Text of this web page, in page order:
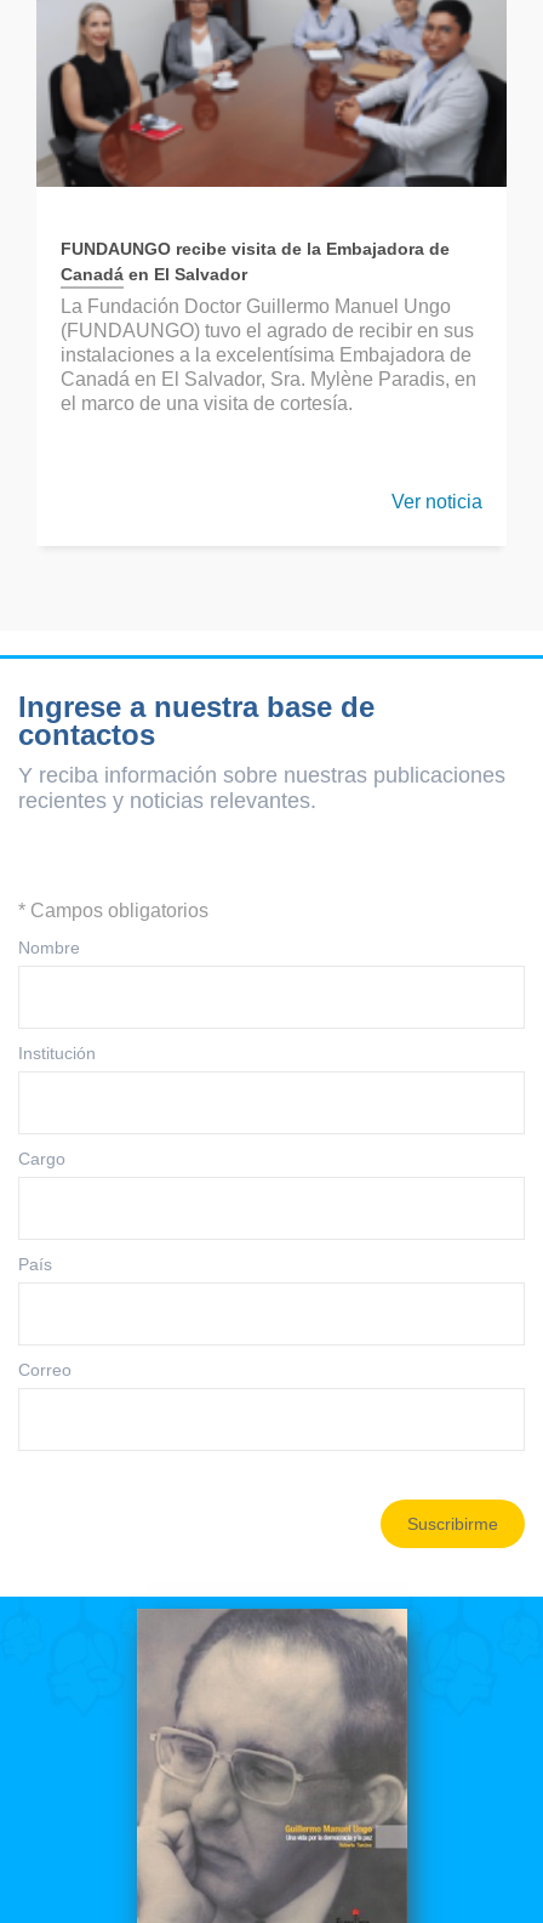
FUNDAUNGO recibe visita de la Embajadora de
Canadá en El Salvador
La Fundación Doctor Guillermo Manuel Ungo
(FUNDAUNGO) tuvo el agrado de recibir en sus
instalaciones a la excelentísima Embajadora de
Canadá en El Salvador, Sra. Mylène Paradis, en
el marco de una visita de cortesía.
Ver noticia
Ingrese a nuestra base de
contactos
Y reciba información sobre nuestras publicaciones
recientes y noticias relevantes.
* Campos obligatorios
Nombre
Institución
Cargo
País
Correo
Suscribirme